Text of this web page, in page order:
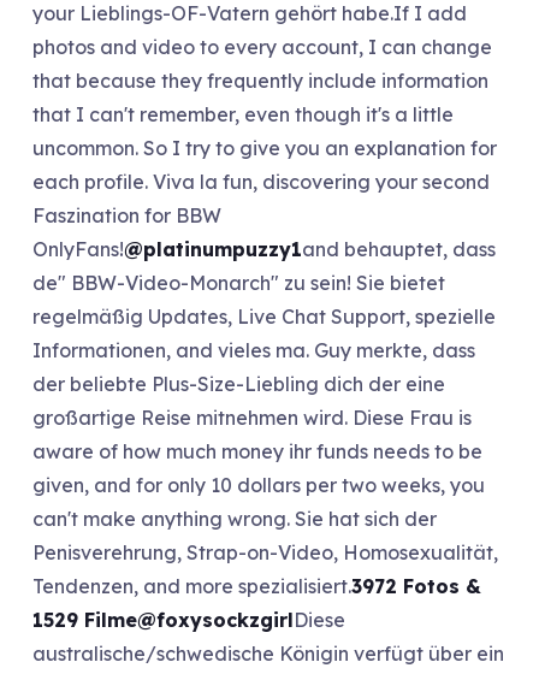
your Lieblings-OF-Vatern gehört habe.If I add
photos and video to every account, I can change
that because they frequently include information
that I can't remember, even though it's a little
uncommon. So I try to give you an explanation for
each profile. Viva la fun, discovering your second
Faszination for BBW
OnlyFans!@platinumpuzzy1and behauptet, dass
de" BBW-Video-Monarch" zu sein! Sie bietet
regelmäßig Updates, Live Chat Support, spezielle
Informationen, and vieles ma. Guy merkte, dass
der beliebte Plus-Size-Liebling dich der eine
großartige Reise mitnehmen wird. Diese Frau is
aware of how much money ihr funds needs to be
given, and for only 10 dollars per two weeks, you
can't make anything wrong. Sie hat sich der
Penisverehrung, Strap-on-Video, Homosexualität,
Tendenzen, and more spezialisiert.3972 Fotos &
1529 Filme@foxysockzgirlDiese
australische/schwedische Königin verfügt über ein